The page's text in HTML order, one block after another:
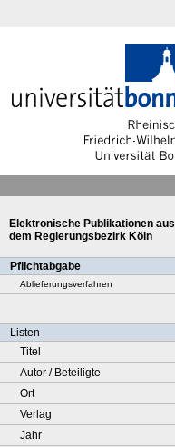
Elektronische Publikationen aus
dem Regierungsbezirk Köln
Pflichtabgabe
Ablieferungsverfahren
Listen
Titel
Autor / Beteiligte
Ort
Verlag
Jahr